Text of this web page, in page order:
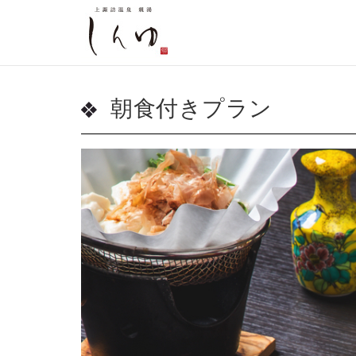
朝食付きプラン